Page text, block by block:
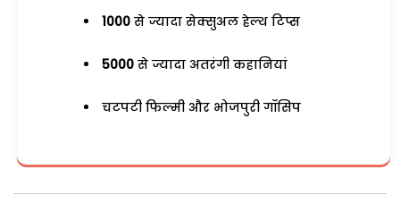
1000 से ज्यादा सेक्सुअल हेल्थ टिप्स
5000 से ज्यादा अतरंगी कहानियां
चटपटी फिल्मी और भोजपुरी गॉसिप